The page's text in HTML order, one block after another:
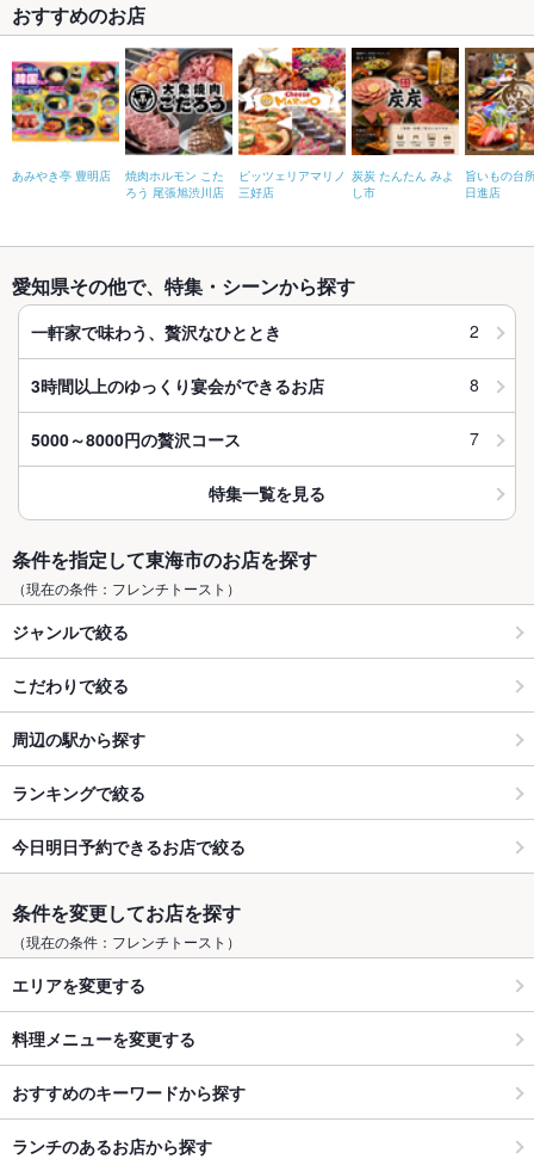
おすすめのお店
あみやき亭 豊明店
焼肉ホルモン こた
ろう 尾張旭渋川店
ピッツェリアマリノ
三好店
炭炭 たんたん みよ
し市
旨いもの台
日進店
愛知県その他で、特集・シーンから探す
一軒家で味わう、贅沢なひととき 2
3時間以上のゆっくり宴会ができるお店 8
5000～8000円の贅沢コース 7
特集一覧を見る
条件を指定して東海市のお店を探す
（現在の条件：フレンチトースト）
ジャンルで絞る
こだわりで絞る
周辺の駅から探す
ランキングで絞る
今日明日予約できるお店で絞る
条件を変更してお店を探す
（現在の条件：フレンチトースト）
エリアを変更する
料理メニューを変更する
おすすめのキーワードから探す
ランチのあるお店から探す